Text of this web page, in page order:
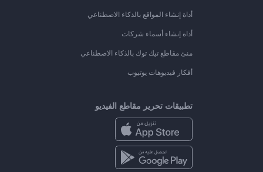
أداة إنشاء المواقع بالذكاء الاصطناعي
أداة إنشاء أسماء شركات
منئ مقاطع تيك توك بالذكاء الاصطناعي
أفكار فيديوهات يوتيوب
تطبيقات تحرير مقاطع الفيديو